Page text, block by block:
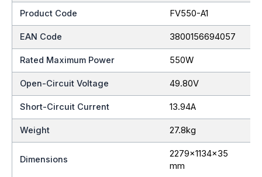
Product Code FV550-A1
EAN Code 3800156694057
Rated Maximum Power 550W
Open-Circuit Voltage 49.80V
Short-Circuit Current 13.94A
Weight 27.8kg
Dimensions
2279x1134x35
mm